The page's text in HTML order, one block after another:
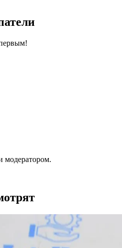
модератором.